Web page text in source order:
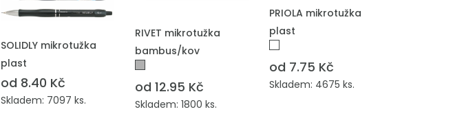
PŘIDAT DO POPTÁVKY
SOLIDLY mikrotužka
plast
od 8.40 Kč
Skladem: 7097 ks.
PŘIDAT DO POPTÁVKY
RIVET mikrotužka
bambus/kov
od 12.95 Kč
Skladem: 1800 ks.
PŘIDAT DO POPTÁVKY
PRIOLA mikrotužka
plast
od 7.75 Kč
Skladem: 4675 ks.